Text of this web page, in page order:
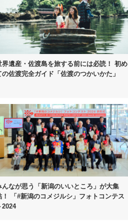
界遺産・佐渡島を旅する前には必読！ 初め
の佐渡完全ガイド 「佐渡のつかいかた」
んなが思う
「新潟のいいところ」が大集
「#新潟のコメジルシ」 フォトコンテス
2024